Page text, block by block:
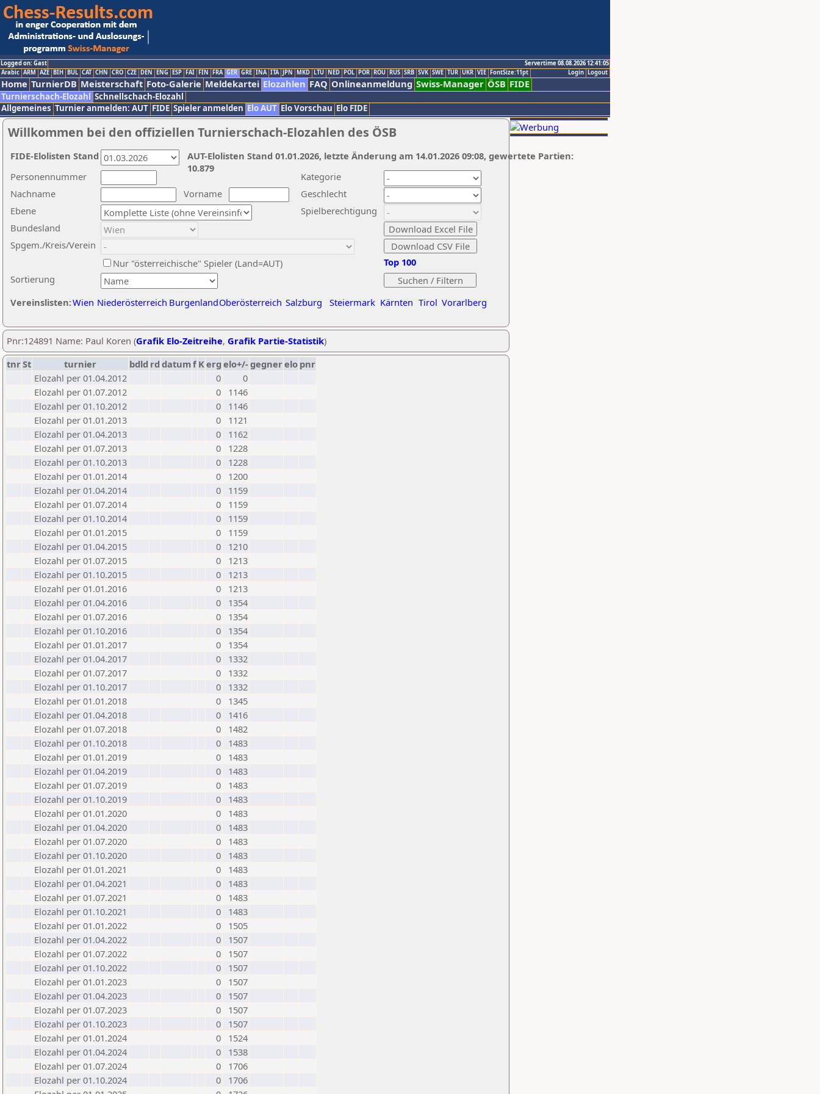
Logged on: Gast
Servertime 08.08.2026 12:41:05
Logout
Login
Arabic ARM AZE BIH BUL CAT CHN CRO CZE DEN ENG ESP FAI FIN FRA GER GRE INA ITA JPN MKD LTU NED POL POR ROU RUS SRB SVK SWE TUR UKR VIE FontSize:11pt
Home TurnierDB Meisterschaft Foto-Galerie Meldekartei Elozahlen FAQ Onlineanmeldung Swiss-Manager ÖSB FIDE
Turnierschach-Elozahl Schnellschach-Elozahl
Allgemeines Turnier anmelden: AUT FIDE Spieler anmelden Elo AUT Elo Vorschau Elo FIDE
Willkommen bei den offiziellen Turnierschach-Elozahlen des ÖSB
Nachname
Vorname
Ebene
Kategorie
Sortierung
Personennummer
Bundesland
Spgem./Kreis/Verein
Geschlecht
Nur "österreichische" Spieler (Land=AUT)
Spielberechtigung
Vereinslisten:Wien Niederösterreich BurgenlandOberösterreich Salzburg Steiermark Kärnten Tirol Vorarlberg
Top 100
AUT-Elolisten Stand 01.01.2026, letzte Änderung am 14.01.2026 09:08, gewertete Partien:
10.879
FIDE-Elolisten Stand
Pnr:124891 Name: Paul Koren (Grafik Elo-Zeitreihe, Grafik Partie-Statistik)
tnrSt turnier bdld rd datumf Kerg elo+/-gegnerelo pnr
Elozahl per 01.04.2012
0
0
Elozahl per 01.07.2012
0
1146
Elozahl per 01.10.2012
0
1146
Elozahl per 01.01.2013
0
1121
Elozahl per 01.04.2013
0
1162
Elozahl per 01.07.2013
0
1228
Elozahl per 01.10.2013
0
1228
Elozahl per 01.01.2014
0
1200
Elozahl per 01.04.2014
0
1159
Elozahl per 01.07.2014
0
1159
Elozahl per 01.10.2014
0
1159
Elozahl per 01.01.2015
0
1159
Elozahl per 01.04.2015
0
1210
Elozahl per 01.07.2015
0
1213
Elozahl per 01.10.2015
0
1213
Elozahl per 01.01.2016
0
1213
Elozahl per 01.04.2016
0
1354
Elozahl per 01.07.2016
0
1354
Elozahl per 01.10.2016
0
1354
Elozahl per 01.01.2017
0
1354
Elozahl per 01.04.2017
0
1332
Elozahl per 01.07.2017
0
1332
Elozahl per 01.10.2017
0
1332
Elozahl per 01.01.2018
0
1345
Elozahl per 01.04.2018
0
1416
Elozahl per 01.07.2018
0
1482
Elozahl per 01.10.2018
0
1483
Elozahl per 01.01.2019
0
1483
Elozahl per 01.04.2019
0
1483
Elozahl per 01.07.2019
0
1483
Elozahl per 01.10.2019
0
1483
Elozahl per 01.01.2020
0
1483
Elozahl per 01.04.2020
0
1483
Elozahl per 01.07.2020
0
1483
Elozahl per 01.10.2020
0
1483
Elozahl per 01.01.2021
0
1483
Elozahl per 01.04.2021
0
1483
Elozahl per 01.07.2021
0
1483
Elozahl per 01.10.2021
0
1483
Elozahl per 01.01.2022
0
1505
Elozahl per 01.04.2022
0
1507
Elozahl per 01.07.2022
0
1507
Elozahl per 01.10.2022
0
1507
Elozahl per 01.01.2023
0
1507
Elozahl per 01.04.2023
0
1507
Elozahl per 01.07.2023
0
1507
Elozahl per 01.10.2023
0
1507
Elozahl per 01.01.2024
0
1524
Elozahl per 01.04.2024
0
1538
Elozahl per 01.07.2024
0
1706
Elozahl per 01.10.2024
0
1706